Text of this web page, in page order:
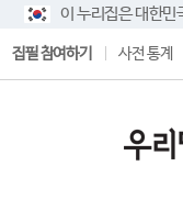
이 누리집은 대한민
집필 참여하기 사전 통계